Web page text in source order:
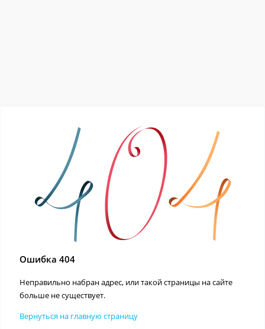
Ошибка 404
Неправильно набран адрес, или такой страницы на сайте
больше не существует.
Вернуться на главную страницу